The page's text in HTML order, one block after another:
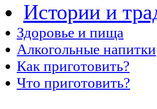
Истории и
Здоровье и пища
Алкогольные напитки
Как приготовить?
Что приготовить?